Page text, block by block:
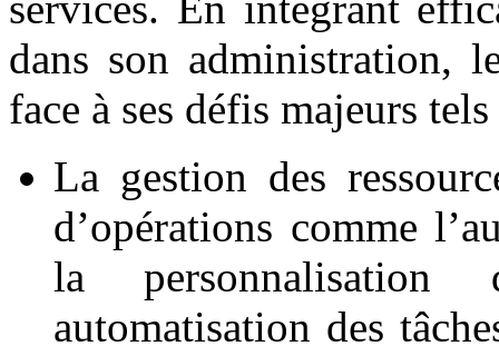
dans son administration,
face à ses défis majeurs
La gestion des
d’opérations comme
la personnalisation
automatisation des